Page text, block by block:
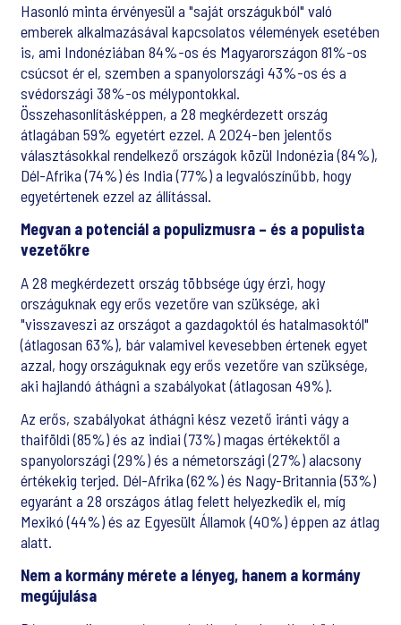
Hasonló minta érvényesül a "saját országukból" való
emberek alkalmazásával kapcsolatos vélemények esetében
is, ami Indonéziában 84%-os és Magyarországon 81%-os
csúcsot ér el, szemben a spanyolországi 43%-os és a
svédországi 38%-os mélypontokkal.
Összehasonlításképpen, a 28 megkérdezett ország
átlagában 59% egyetért ezzel. A 2024-ben jelentős
választásokkal rendelkező országok közül Indonézia (84%),
Dél-Afrika (74%) és India (77%) a legvalószínűbb, hogy
egyetértenek ezzel az állítással.
Megvan a potenciál a populizmusra – és a populista
vezetőkre
A 28 megkérdezett ország többsége úgy érzi, hogy
országuknak egy erős vezetőre van szüksége, aki
"visszaveszi az országot a gazdagoktól és hatalmasoktól"
(átlagosan 63%), bár valamivel kevesebben értenek egyet
azzal, hogy országuknak egy erős vezetőre van szüksége,
aki hajlandó áthágni a szabályokat (átlagosan 49%).
Az erős, szabályokat áthágni kész vezető iránti vágy a
thaiföldi (85%) és az indiai (73%) magas értékektől a
spanyolországi (29%) és a németországi (27%) alacsony
értékekig terjed. Dél-Afrika (62%) és Nagy-Britannia (53%)
egyaránt a 28 országos átlag felett helyezkedik el, míg
Mexikó (44%) és az Egyesült Államok (40%) éppen az átlag
alatt.
Nem a kormány mérete a lényeg, hanem a kormány
megújulása